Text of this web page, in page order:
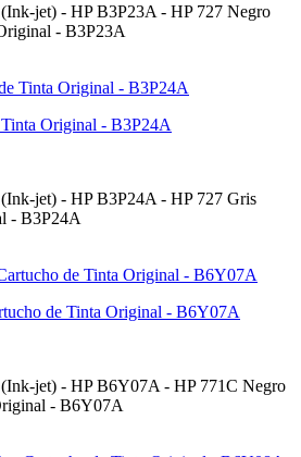
jet) - HP B3P23A - HP 727 Negro
- B3P23A
Original - B3P24A
jet) - HP B3P24A - HP 727 Gris
- B3P24A
de Tinta Original - B6Y07A
jet) - HP B6Y07A - HP 771C Negro
- B6Y07A